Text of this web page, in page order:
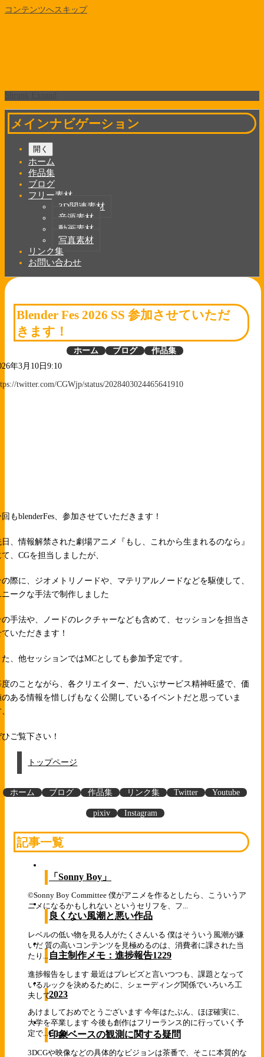
コンテンツへスキップ
メインナビゲーション
開く
ホーム
作品集
ブログ
フリー素材
3D関連素材
音源素材
動画素材
写真素材
リンク集
お問い合わせ
Blender Fes 2026 SS 参加させていただ
きます！
ホーム ブログ
作品集
年3月10日9:10
twitter.com/CGWjp/status/2028403024465641910
回もblenderFes、参加させていただきます！
日、情報解禁された劇場アニメ『もし、これから生まれるのなら』
て、CGを担当しましたが、
の際に、ジオメトリノードや、マテリアルノードなどを駆使して、
ニークな手法で制作しました
の手法や、ノードのレクチャーなども含めて、セッションを担当さ
ていただきます！
た、他セッションではMCとしても参加予定です。
度のことながら、各クリエイター、だいぶサービス精神旺盛で、価
のある情報を惜しげもなく公開しているイベントだと思っていま
ひご覧下さい！
トップページ
ホーム ブログ 作品集 リンク集 Twitter Youtube
pixiv Instagram
記事一覧
「Sonny Boy」
©Sonny Boy Committee 僕がアニメを作るとしたら、こういうア
ニメになるかもしれない というセリフを、フ...
良くない風潮と悪い作品
レベルの低い物を見る人がたくさんいる 僕はそういう風潮が嫌
いだ 質の高いコンテンツを見極めるのは、消費者に課された当
たり...
自主制作メモ：進捗報告1229
進捗報告をします 最近はプレビズと言いつつも、課題となって
いるルックを決めるために、シェーディング関係でいろいろ工
夫して...2023
あけましておめでとうございます 今年はたぶん、ほぼ確実に、
大学を卒業します 今後も創作はフリーランス的に行っていく予
定で... Cloud
印象ベースの観測に関する疑問
3DCGや映像などの具体的なビジョンは茶番で、そこに本質的な